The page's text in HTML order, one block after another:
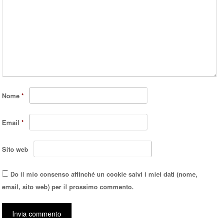
Nome*
Email*
Sito web
Do il mio consenso affinché un cookie salvi i miei dati (nome,
email, sito web) per il prossimo commento.